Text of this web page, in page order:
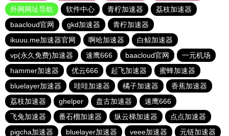
外网网址导航
软件中心 青柠加速器
荔枝加速器
baacloud官网
gkd加速器
青柠加速器
ikuuu.me加速器官网
啊哈加速器
白鲸加速器
vp(永久免费)加速器
速鹰666 baacloud官网
一元机场
hammer加速器
优云666 起飞加速器
蜜蜂加速器
bluelayer加速器
哇哇加速器 橘子加速器
香蕉加速器
荔枝加速器
ghelper 盘古加速器
速鹰666
飞兔加速器
番石榴加速器 纵云梯加速器
点点加速器
pigcha加速器
bluelayer加速器 veee加速器 元链加速器